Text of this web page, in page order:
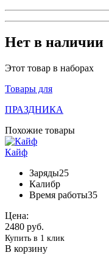
Нет в наличии
Этот товар в наборах
Товары для
ПРАЗДНИКА
Похожие товары
Кайф
Заряды25
Калибр
Время работы35
Цена:
2480 руб.
Купить в 1 клик
В корзину